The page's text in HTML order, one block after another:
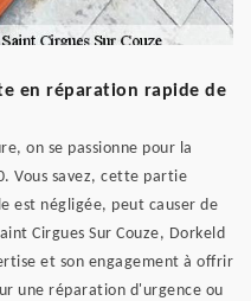
en réparation rapide de
on se passionne pour la
Vous savez, cette partie
est négligée, peut causer de
Cirgues Sur Couze, Dorkeld
et son engagement à offrir
une réparation d'urgence ou